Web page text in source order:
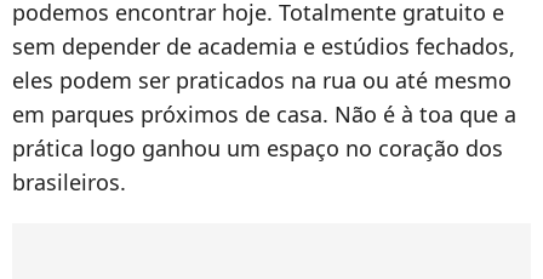
podemos encontrar hoje. Totalmente gratuito e
sem depender de academia e estúdios fechados,
eles podem ser praticados na rua ou até mesmo
em parques próximos de casa. Não é à toa que a
prática logo ganhou um espaço no coração dos
brasileiros.